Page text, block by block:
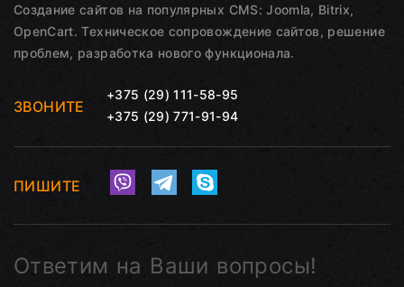
Создание сайтов на популярных CMS: Joomla, Bitrix,
OpenCart. Техническое сопровождение сайтов, решение
проблем, разработка нового функционала.
ЗВОНИТЕ
+375 (29) 111-58-95
+375 (29) 771-91-94
ПИШИТЕ
Ответим на Ваши вопросы!